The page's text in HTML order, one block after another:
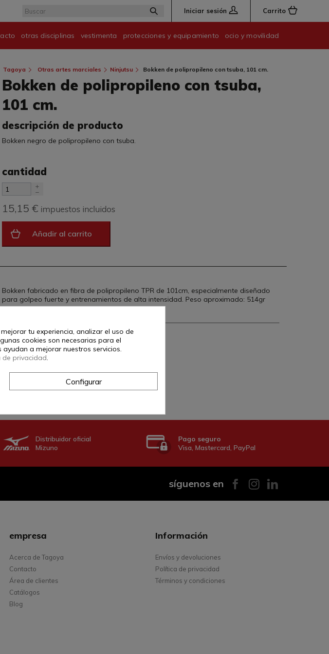
Iniciar sesión Carrito
otras disciplinas vestimenta protecciones y equipamiento ocio y movilidad
Tagoya Otras artes marciales Ninjutsu Bokken de polipropileno con tsuba, 101 cm.
Bokken de polipropileno con tsuba,
101 cm.
descripción de producto
Bokken negro de polipropileno con tsuba.
cantidad
15,15 € impuestos incluidos
Añadir al carrito
Bokken fabricado en fibra de polipropileno TPR de 101cm, especialmente diseñado
para golpeo fuerte y entrenamientos de alta intensidad. Peso aproximado: 514gr
Distribuidor oficial
Mizuno
Pago seguro
Visa, Mastercard, PayPal
síguenos en
empresa
Acerca de Tagoya
Contacto
Área de clientes
Catálogos
Blog
Información
Envíos y devoluciones
Política de privacidad
Términos y condiciones
tu experiencia, analizar el uso de
cookies son necesarias para el
a mejorar nuestros servicios.
de privacidad
Configurar